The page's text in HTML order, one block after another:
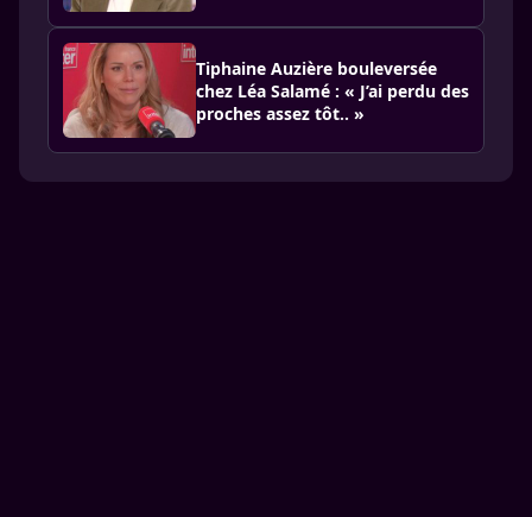
Tiphaine Auzière bouleversée
chez Léa Salamé : « J’ai perdu des
proches assez tôt.. »